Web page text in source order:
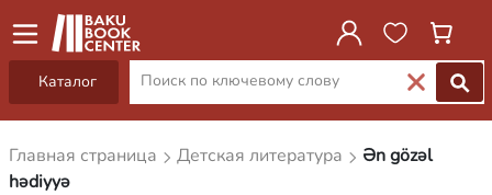
Каталог
Главная страница Детская литература
Ən gözəl
hədiyyə